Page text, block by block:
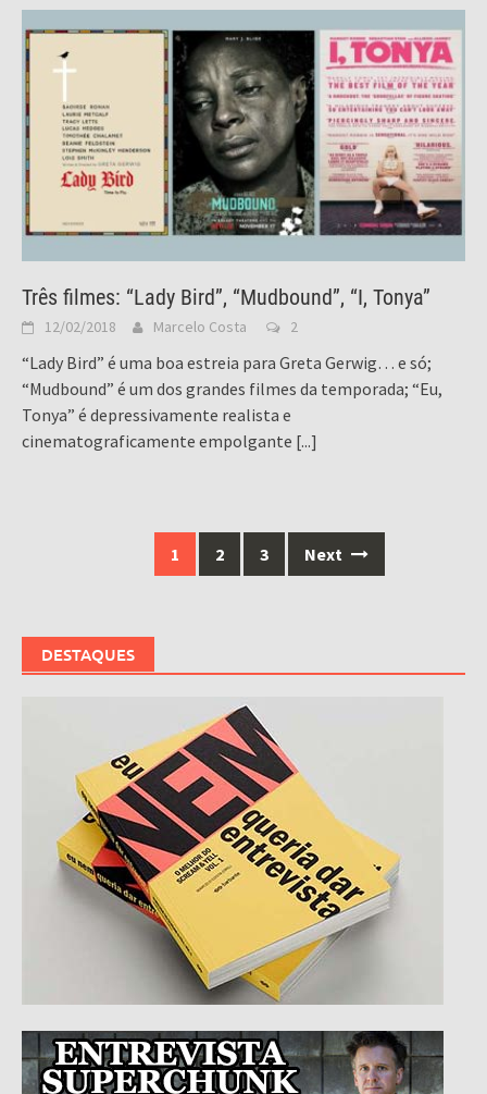
Três filmes: “Lady Bird”, “Mudbound”, “I, Tonya”
12/02/2018 Marcelo Costa 2
“Lady Bird” é uma boa estreia para Greta Gerwig… e só;
“Mudbound” é um dos grandes filmes da temporada; “Eu,
Tonya” é depressivamente realista e
cinematograficamente empolgante [...]
1 2 3 Next
DESTAQUES